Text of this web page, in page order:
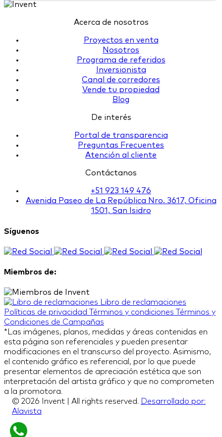
Acerca de nosotros
Proyectos en venta
Nosotros
Programa de referidos
Inversionista
Canal de corredores
Vende tu propiedad
Blog
De interés
Portal de transparencia
Preguntas Frecuentes
Atención al cliente
Contáctanos
+51 923 149 476
Avenida Paseo de La República Nro. 3617, Oficina
1501, San Isidro
Síguenos
Miembros de:
Libro de reclamaciones
Políticas de privacidad
Términos y condiciones
Términos y
Condiciones de Campañas
*Las imágenes, planos, medidas y áreas contenidas en
esta página son referenciales y pueden presentar
modificaciones en el transcurso del proyecto. Asimismo,
el contenido gráfico es referencial, por lo que puede
presentar elementos de apreciación estética que son
interpretación del artista gráfico y que no comprometen
a la promotora.
© 2026 Invent | All rights reserved. Desarrollado por:
Alavista